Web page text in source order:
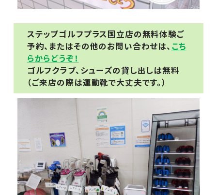
ステップゴルフプラス国立店の無料体験ご
予約、またはその他のお問い合わせは、 こち
らからどうぞ！
ゴルフクラブ、シューズの貸し出しは無料
（ご来店の際は運動靴で大丈夫です。）